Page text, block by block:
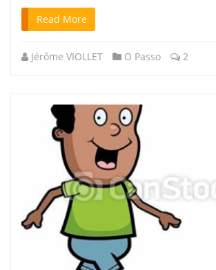
Read More
Jérôme VIOLLET O Passo 2